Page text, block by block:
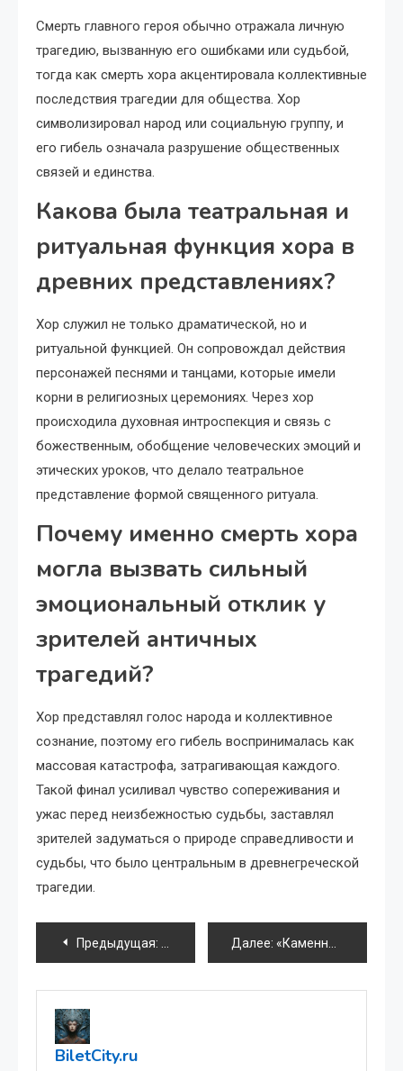
Смерть главного героя обычно отражала личную
трагедию, вызванную его ошибками или судьбой,
тогда как смерть хора акцентировала коллективные
последствия трагедии для общества. Хор
символизировал народ или социальную группу, и
его гибель означала разрушение общественных
связей и единства.
Какова была театральная и
ритуальная функция хора в
древних представлениях?
Хор служил не только драматической, но и
ритуальной функцией. Он сопровождал действия
персонажей песнями и танцами, которые имели
корни в религиозных церемониях. Через хор
происходила духовная интроспекция и связь с
божественным, обобщение человеческих эмоций и
этических уроков, что делало театральное
представление формой священного ритуала.
Почему именно смерть хора
могла вызвать сильный
эмоциональный отклик у
зрителей античных
трагедий?
Хор представлял голос народа и коллективное
сознание, поэтому его гибель воспринималась как
массовая катастрофа, затрагивающая каждого.
Такой финал усиливал чувство сопереживания и
ужас перед неизбежностью судьбы, заставлял
зрителей задуматься о природе справедливости и
судьбы, что было центральным в древнегреческой
трагедии.
Навигация
по
записям
Предыдущая: Золотые правила этикета: как не
Далее: «Каменный гость»: почему опера Даргомыжского осталась незаконченной?
BiletCity.ru